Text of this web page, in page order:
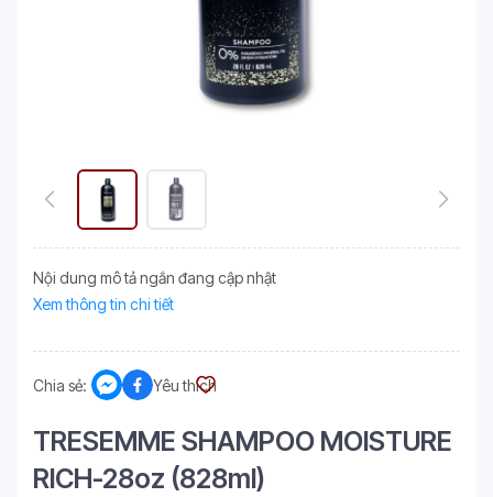
Nội dung mô tả ngắn đang cập nhật
Xem thông tin chi tiết
Chia sẻ: Yêu thích
TRESEMME SHAMPOO MOISTURE
RICH-28oz (828ml)